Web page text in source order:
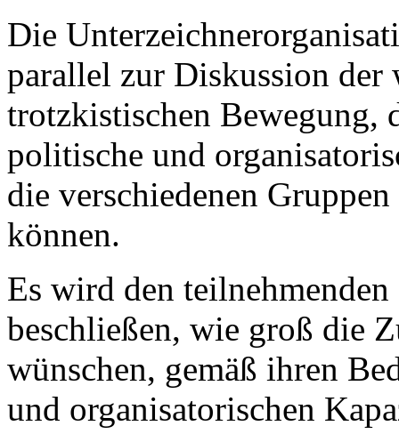
Die
parallel zur Diskussion der
trotzkistischen Bewegung,
politische und
die verschiedenen
können.
Es wird den
beschließen, wie groß die
wünschen, gemäß ihren
und organisatorischen